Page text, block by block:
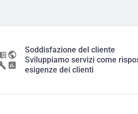
Soddisfazione del cliente
Sviluppiamo servizi come
esigenze dei clienti